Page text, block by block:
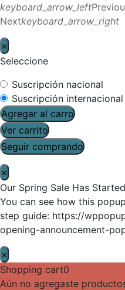
keyboard_arrow_left
Nextkeyboard_arrow_right
×
Seleccione
Suscripción nacional
Suscripción internacional
Agregar al carro
Ver carrito
Seguir comprando
×
Our Spring Sale Has Started
You can see how this
step guide: https://
opening-announcement-
×
Shopping cart0
Aún no agregaste